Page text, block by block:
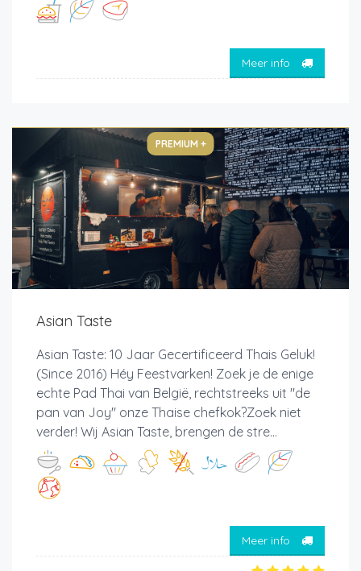
Meer info
PREMIUM +
Asian Taste
Asian Taste: 10 Jaar Gecertificeerd Thais Geluk!
(Since 2016) Héy Feestvarken! Zoek je de enige
echte Pad Thai van België, rechtstreeks uit "de
pan van Joy" onze Thaise chefkok?Zoek niet
verder! Wij Asian Taste, brengen de stre...
Meer info